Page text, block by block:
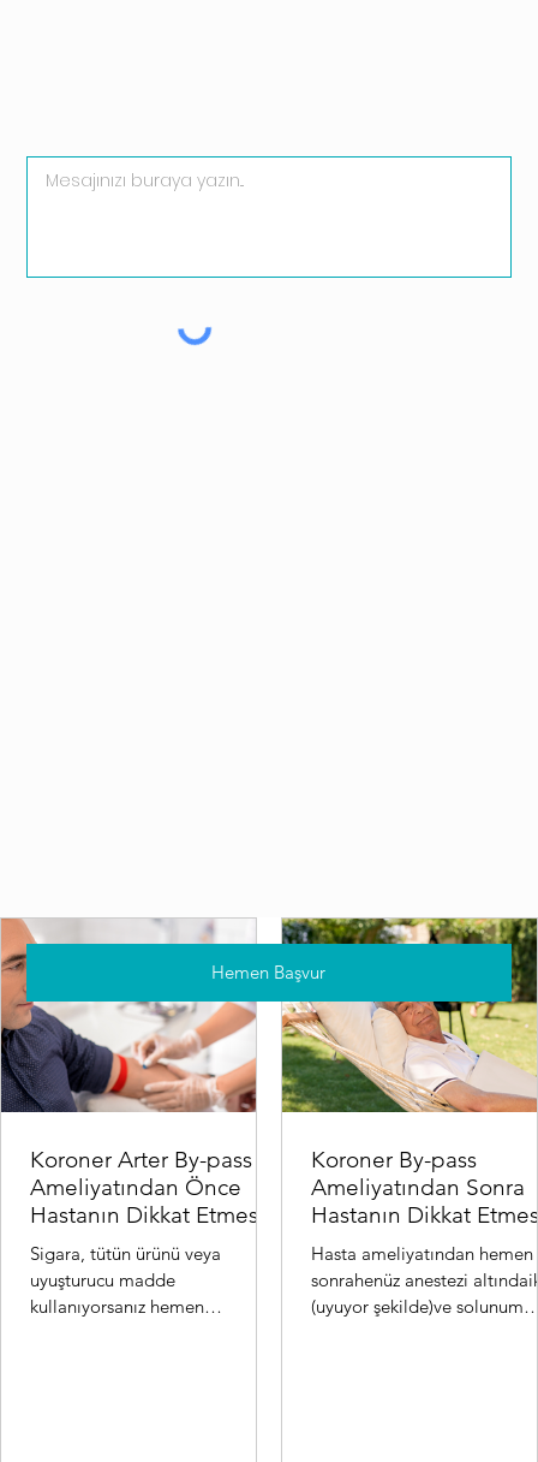
Koroner Arter By-pass
Ameliyatından Önce
Hastanın Dikkat Etmesi
Gereken Hususlar:
Sigara, tütün ürünü veya
uyuşturucu madde
kullanıyorsanız hemen
Koroner By-pass
Ameliyatından Sonra
Hastanın Dikkat
Gereken Hususlar:
Hasta ameliyatından hemen
sonrahenüz anestezi
(uyuyor şekilde)ve solunum
Hemen Başvur